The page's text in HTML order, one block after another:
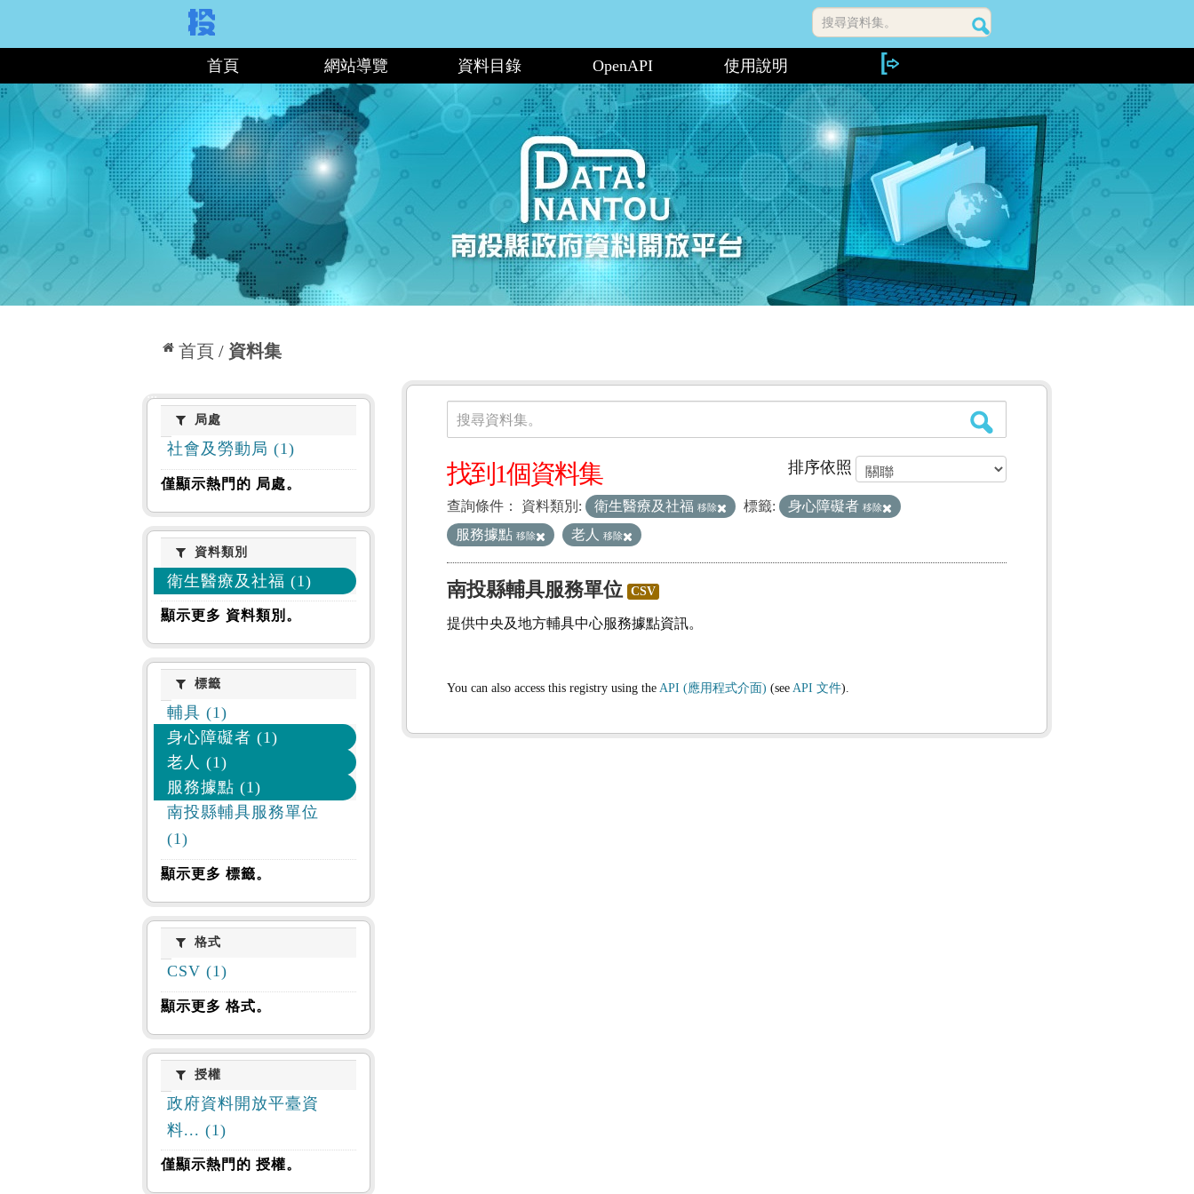
搜尋資料集。
首頁 網站導覽 資料目錄 OpenAPI 使用說明
首頁 資料集
局處局處
社會及勞動局 (1)
僅顯示熱門的 局處。
資料類別
資料類別
衛生醫療及社福 (1)
顯示更多 資料類別。
標籤標籤
輔具 (1)
身心障礙者 (1)
老人 (1)
服務據點 (1)
南投縣輔具服務單位
(1)
顯示更多 標籤。
格式格式
CSV (1)
顯示更多 格式。
授權授權
政府資料開放平臺資
料... (1)
僅顯示熱門的 授權。
資料集
搜尋資料集。
排序依照
找到1個資料集
查詢條件： 資料類別: 衛生醫療及社福 移除 標籤: 身心障礙者 移除
服務據點 移除 老人 移除
南投縣輔具服務單位 CSV
提供中央及地方輔具中心服務據點資訊。
You can also access this registry using the API (應用程式介面) (see API 文件).